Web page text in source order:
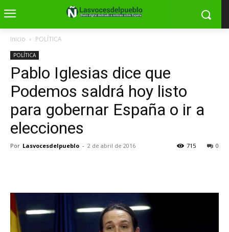
Inicio POLÍTICA
POLÍTICA
Pablo Iglesias dice que
Podemos saldrá hoy listo
para gobernar España o ir a
elecciones
Por Lasvocesdelpueblo - 2 de abril de 2016 0
715